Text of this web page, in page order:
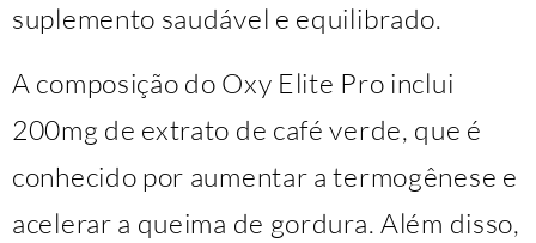
suplemento saudável e equilibrado.
A composição do Oxy Elite Pro inclui
200mg de extrato de café verde, que é
conhecido por aumentar a termogênese e
acelerar a queima de gordura. Além disso,